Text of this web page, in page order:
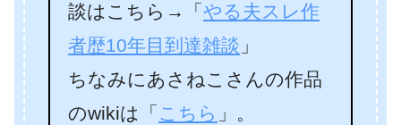
談はこちら→「 やる夫スレ作
者歴10年目到達雑談 」
ちなみにあさねこさんの作品
のwikiは「 こちら 」。